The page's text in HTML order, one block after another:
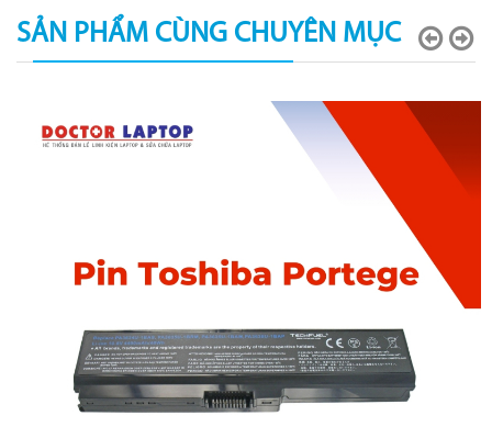
SẢN PHẨM CÙNG CHUYÊN MỤC